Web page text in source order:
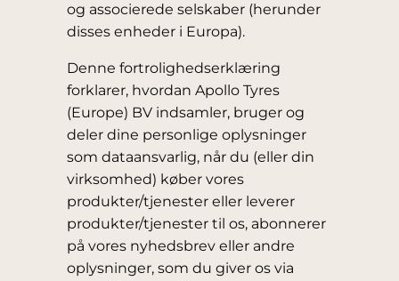
og associerede selskaber (herunder
disses enheder i Europa).
Denne fortrolighedserklæring
forklarer, hvordan Apollo Tyres
(Europe) BV indsamler, bruger og
deler dine personlige oplysninger
som dataansvarlig, når du (eller din
virksomhed) køber vores
produkter/tjenester eller leverer
produkter/tjenester til os, abonnerer
på vores nyhedsbrev eller andre
oplysninger, som du giver os via